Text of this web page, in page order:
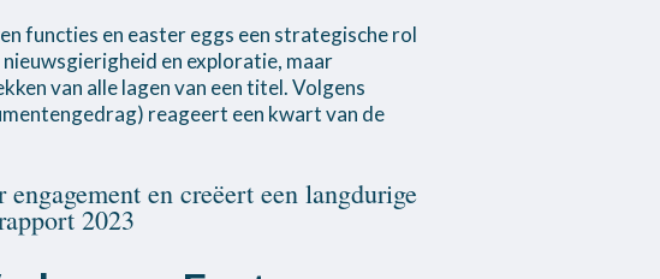
functies en easter eggs een strategische rol
en exploratie, maar
van alle lagen van een titel. Volgens
reageert een kwart van de
en creëert een langdurige
2023